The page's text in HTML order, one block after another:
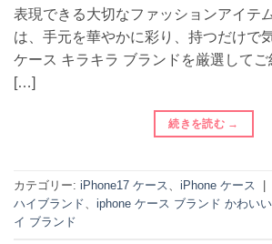
表現できる大切なファッションアイテ
は、手元を華やかに彩り、持つだけで
ケース キラキラ ブランドを厳選してご
[…]
続きを読む →
カテゴリー: iPhone17 ケース iPhone ケース
ハイブランド
iphone ケース ブランド かわいい
イ ブランド